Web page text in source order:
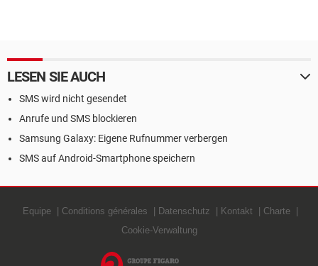
LESEN SIE AUCH
SMS wird nicht gesendet
Anrufe und SMS blockieren
Samsung Galaxy: Eigene Rufnummer verbergen
SMS auf Android-Smartphone speichern
Equipe Conditions générales Datenschutz Kontakt
Charte
Cookie-Verwaltung